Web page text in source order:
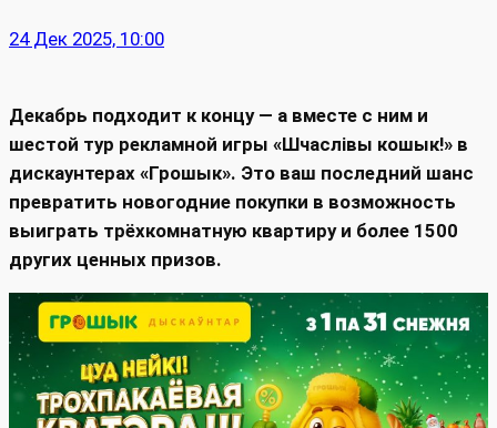
24 Дек 2025, 10:00
Декабрь подходит к концу — а вместе с ним и
шестой тур рекламной игры «Шчаслiвы кошык!» в
дискаунтерах «Грошык». Это ваш последний шанс
превратить новогодние покупки в возможность
выиграть трёхкомнатную квартиру и более 1500
других ценных призов.